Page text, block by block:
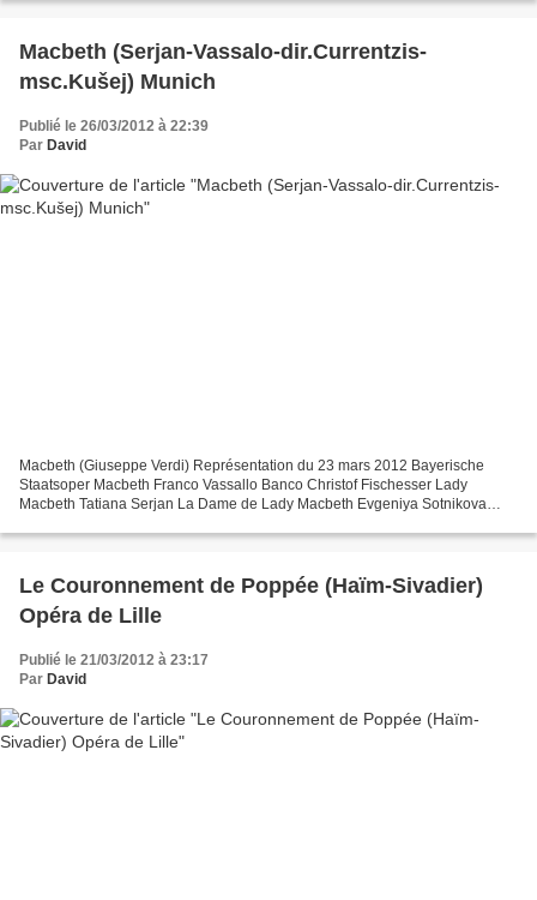
Macbeth (Serjan-Vassalo-dir.Currentzis-
msc.Kušej) Munich
Publié le 26/03/2012 à 22:39
Par David
Macbeth (Giuseppe Verdi) Représentation du 23 mars 2012 Bayerische
Staatsoper Macbeth Franco Vassallo Banco Christof Fischesser Lady
Macbeth Tatiana Serjan La Dame de Lady Macbeth Evgeniya Sotnikova
Le Couronnement de Poppée (Haïm-Sivadier)
Opéra de Lille
Publié le 21/03/2012 à 23:17
Par David